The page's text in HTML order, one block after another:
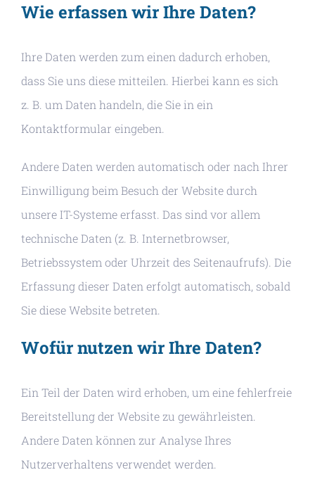
Wie erfassen wir Ihre Daten?
Ihre Daten werden zum einen dadurch erhoben,
dass Sie uns diese mitteilen. Hierbei kann es sich
z. B. um Daten handeln, die Sie in ein
Kontaktformular eingeben.
Andere Daten werden automatisch oder nach Ihrer
Einwilligung beim Besuch der Website durch
unsere IT-Systeme erfasst. Das sind vor allem
technische Daten (z. B. Internetbrowser,
Betriebssystem oder Uhrzeit des Seitenaufrufs). Die
Erfassung dieser Daten erfolgt automatisch, sobald
Sie diese Website betreten.
Wofür nutzen wir Ihre Daten?
Ein Teil der Daten wird erhoben, um eine fehlerfreie
Bereitstellung der Website zu gewährleisten.
Andere Daten können zur Analyse Ihres
Nutzerverhaltens verwendet werden.